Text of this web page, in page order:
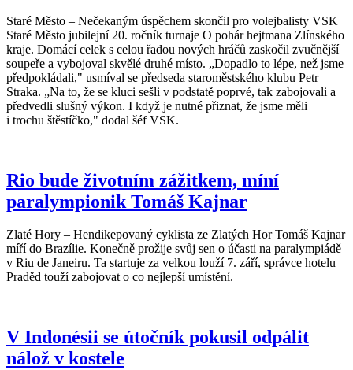
Staré Město – Nečekaným úspěchem skončil pro volejbalisty VSK
Staré Město jubilejní 20. ročník turnaje O pohár hejtmana Zlínského
kraje. Domácí celek s celou řadou nových hráčů zaskočil zvučnější
soupeře a vybojoval skvělé druhé místo. „Dopadlo to lépe, než jsme
předpokládali," usmíval se předseda staroměstského klubu Petr
Straka. „Na to, že se kluci sešli v podstatě poprvé, tak zabojovali a
předvedli slušný výkon. I když je nutné přiznat, že jsme měli
i trochu štěstíčko," dodal šéf VSK.
Rio bude životním zážitkem, míní
paralympionik Tomáš Kajnar
Zlaté Hory – Hendikepovaný cyklista ze Zlatých Hor Tomáš Kajnar
míří do Brazílie. Konečně prožije svůj sen o účasti na paralympiádě
v Riu de Janeiru. Ta startuje za velkou louží 7. září, správce hotelu
Praděd touží zabojovat o co nejlepší umístění.
V Indonésii se útočník pokusil odpálit
nálož v kostele